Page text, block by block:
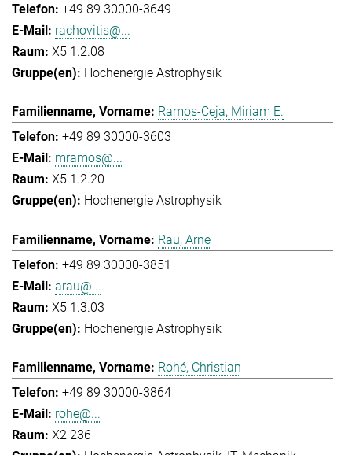
+49 89 30000-3649
rachovitis@...
X5 1.2.08
Hochenergie Astrophysik
Ramos-Ceja, Miriam E.
+49 89 30000-3603
mramos@...
X5 1.2.20
Hochenergie Astrophysik
Rau, Arne
+49 89 30000-3851
arau@...
X5 1.3.03
Hochenergie Astrophysik
Rohé, Christian
+49 89 30000-3864
rohe@...
X2 236